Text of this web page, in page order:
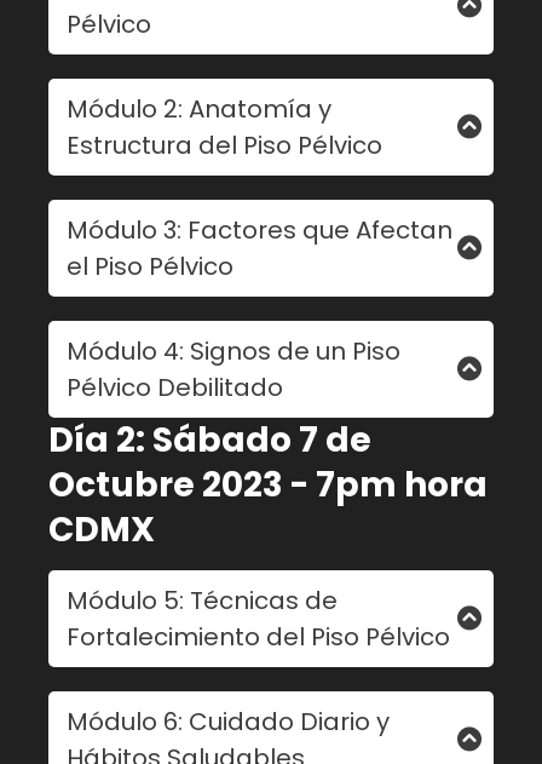
Pélvico
- Definición y ubicación del piso pélvico.
- Funciones clave del piso pélvico en el
cuerpo.
Módulo 2: Anatomía y
Estructura del Piso Pélvico
- Músculos, ligamentos y tejidos
involucrados.
- Relación del piso pélvico con órganos
internos.
Módulo 3: Factores que Afectan
el Piso Pélvico
- Embarazo y parto.
- Envejecimiento.
- Actividad física y estilo de vida.
- Problemas de salud asociados.
Módulo 4: Signos de un Piso
Pélvico Debilitado
- Incontinencia urinaria.
- Prolapso de órganos.
- Disfunciones sexuales.
- Dolor lumbar y pélvico.
Día 2: Sábado 7 de
Octubre 2023 - 7pm hora
CDMX
Módulo 5: Técnicas de
Fortalecimiento del Piso Pélvico
- Ejercicios tipo Kegel y su correcta
ejecución.
- Ejercicios de respiración y conexión
Módulo 6: Cuidado Diario y